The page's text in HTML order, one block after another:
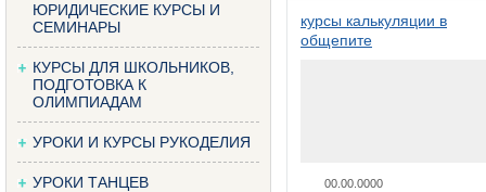
ЮРИДИЧЕСКИЕ КУРСЫ И
СЕМИНАРЫ
КУРСЫ ДЛЯ ШКОЛЬНИКОВ,
ПОДГОТОВКА К
ОЛИМПИАДАМ
УРОКИ И КУРСЫ РУКОДЕЛИЯ
УРОКИ ТАНЦЕВ
курсы калькуляции в
общепите
00.00.0000